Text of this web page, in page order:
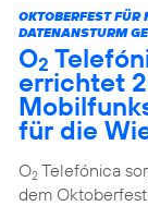
OKTOBERFEST FÜR
DATENANSTURM
O2
errichtet
für die
O2Telefónica
dem